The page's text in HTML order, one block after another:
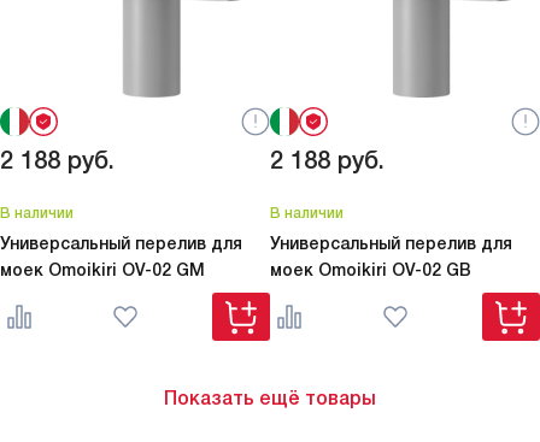
2 188 руб.
В наличии
Универсальный перелив для
моек Omoikiri OV-02 GM
2 188 руб.
В наличии
Универсальный перелив для
моек Omoikiri OV-02 GB
Показать ещё товары